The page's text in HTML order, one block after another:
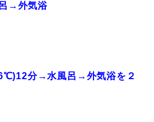
→外気浴
分→水風呂→外気浴を２